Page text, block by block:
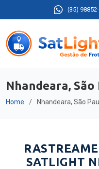
(35)
Nhandeara, São
Home Nhandeara, São
SATLIGHT